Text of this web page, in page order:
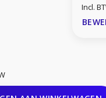
Incl.